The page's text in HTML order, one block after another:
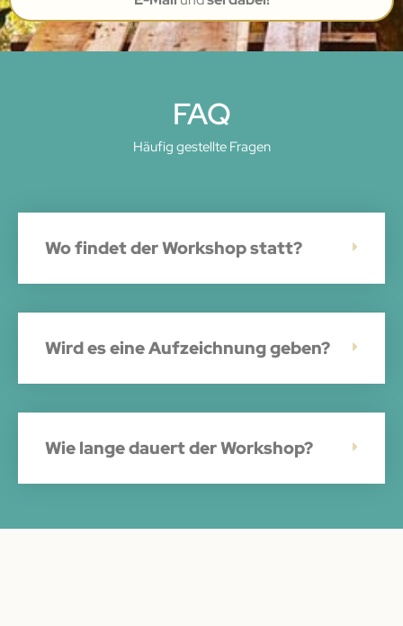
FAQ
Häufig gestellte Fragen
Wo findet der Workshop statt?
Wird es eine Aufzeichnung geben?
Wie lange dauert der Workshop?